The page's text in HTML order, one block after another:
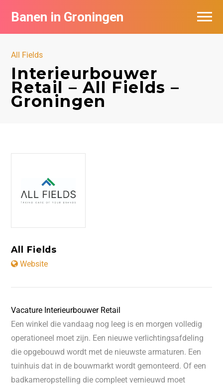
Banen in Groningen
All Fields
Interieurbouwer
Retail – All Fields –
Groningen
All Fields
Website
Vacature Interieurbouwer Retail
Een winkel die vandaag nog leeg is en morgen volledig
operationeel moet zijn. Een nieuwe verlichtingsafdeling
die opgebouwd wordt met de nieuwste armaturen. Een
tuinhuis dat in de bouwmarkt wordt gemonteerd. Of een
badkameropstelling die compleet vernieuwd moet
Vacatures per bedrijf
Nieuwsbrief feed